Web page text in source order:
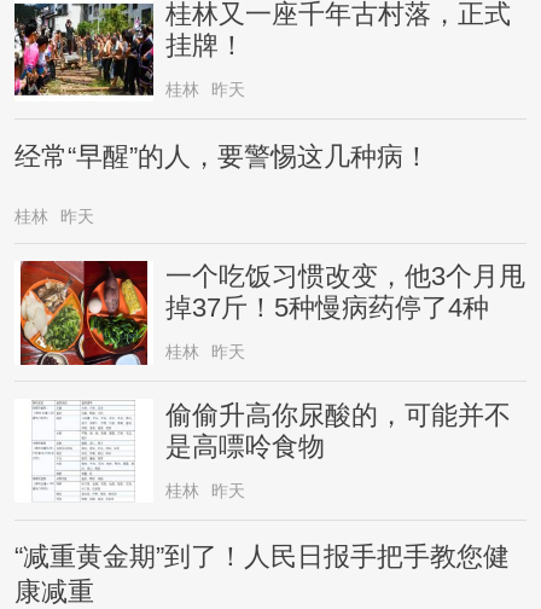
桂林又一座千年古村落，正式
挂牌！
桂林 昨天
经常“早醒”的人，要警惕这几种病！
桂林 昨天
一个吃饭习惯改变，他3个月甩
掉37斤！5种慢病药停了4种
桂林 昨天
偷偷升高你尿酸的，可能并不
是高嘌呤食物
桂林 昨天
“减重黄金期”到了！人民日报手把手教您健
康减重